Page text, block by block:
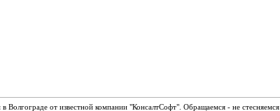
в Волгограде от известной компании "КонсалтСофт". Обращаемся - не стесняемся